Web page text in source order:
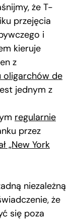
że T-
przejęcia
i
kieruje
z
oligarchów de
jednym z
regularnie
przez
„New York
niezależną
że
się poza